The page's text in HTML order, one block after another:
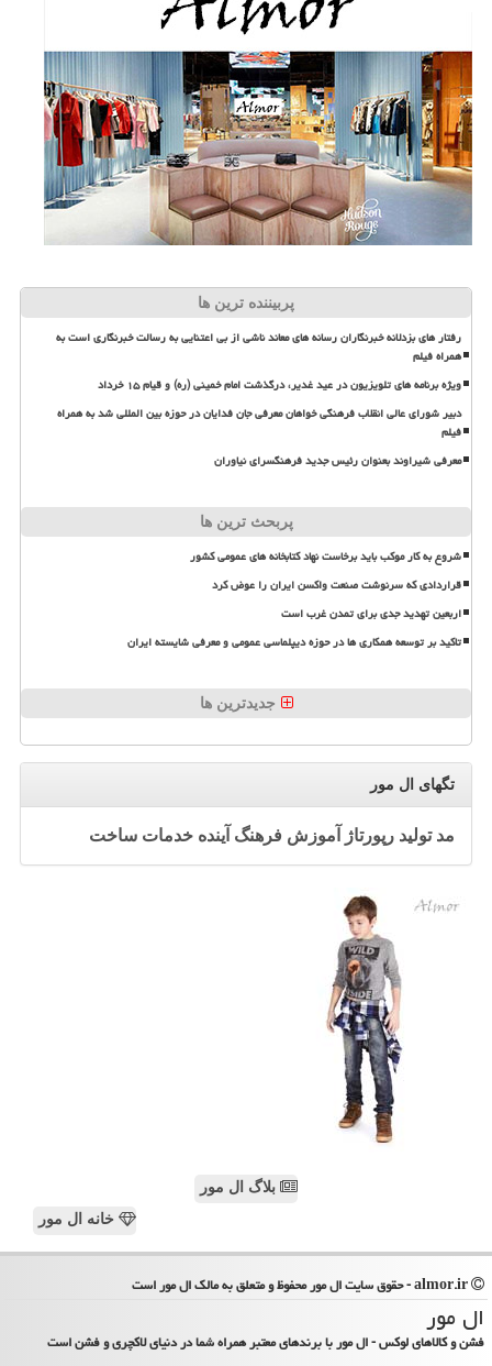
پربیننده ترین ها
رفتار های بزدلانه خبرنگاران رسانه های معاند ناشی از بی اعتنایی به رسالت خبرنگاری است به
همراه فیلم
ویژه برنامه های تلویزیون در عید غدیر، درگذشت امام خمینی (ره) و قیام ۱۵ خرداد
دبیر شورای عالی انقلاب فرهنگی خواهان معرفی جان فدایان در حوزه بین المللی شد به همراه
فیلم
معرفی شیراوند بعنوان رئیس جدید فرهنگسرای نیاوران
پربحث ترین ها
شروع به کار موکب باید برخاست نهاد کتابخانه های عمومی کشور
قراردادی که سرنوشت صنعت واکسن ایران را عوض کرد
اربعین تهدید جدی برای تمدن غرب است
تاکید بر توسعه همکاری ها در حوزه دیپلماسی عمومی و معرفی شایسته ایران
جدیدترین ها
تگهای ال مور
مدتولید رپورتاژ آموزش فرهنگ آینده خدمات ساخت
بلاگ ال مور
خانه ال مور
ال مور
فشن و کالاهای لوکس - ال مور با برندهای معتبر همراه شما در دنیای لاکچری و فشن است